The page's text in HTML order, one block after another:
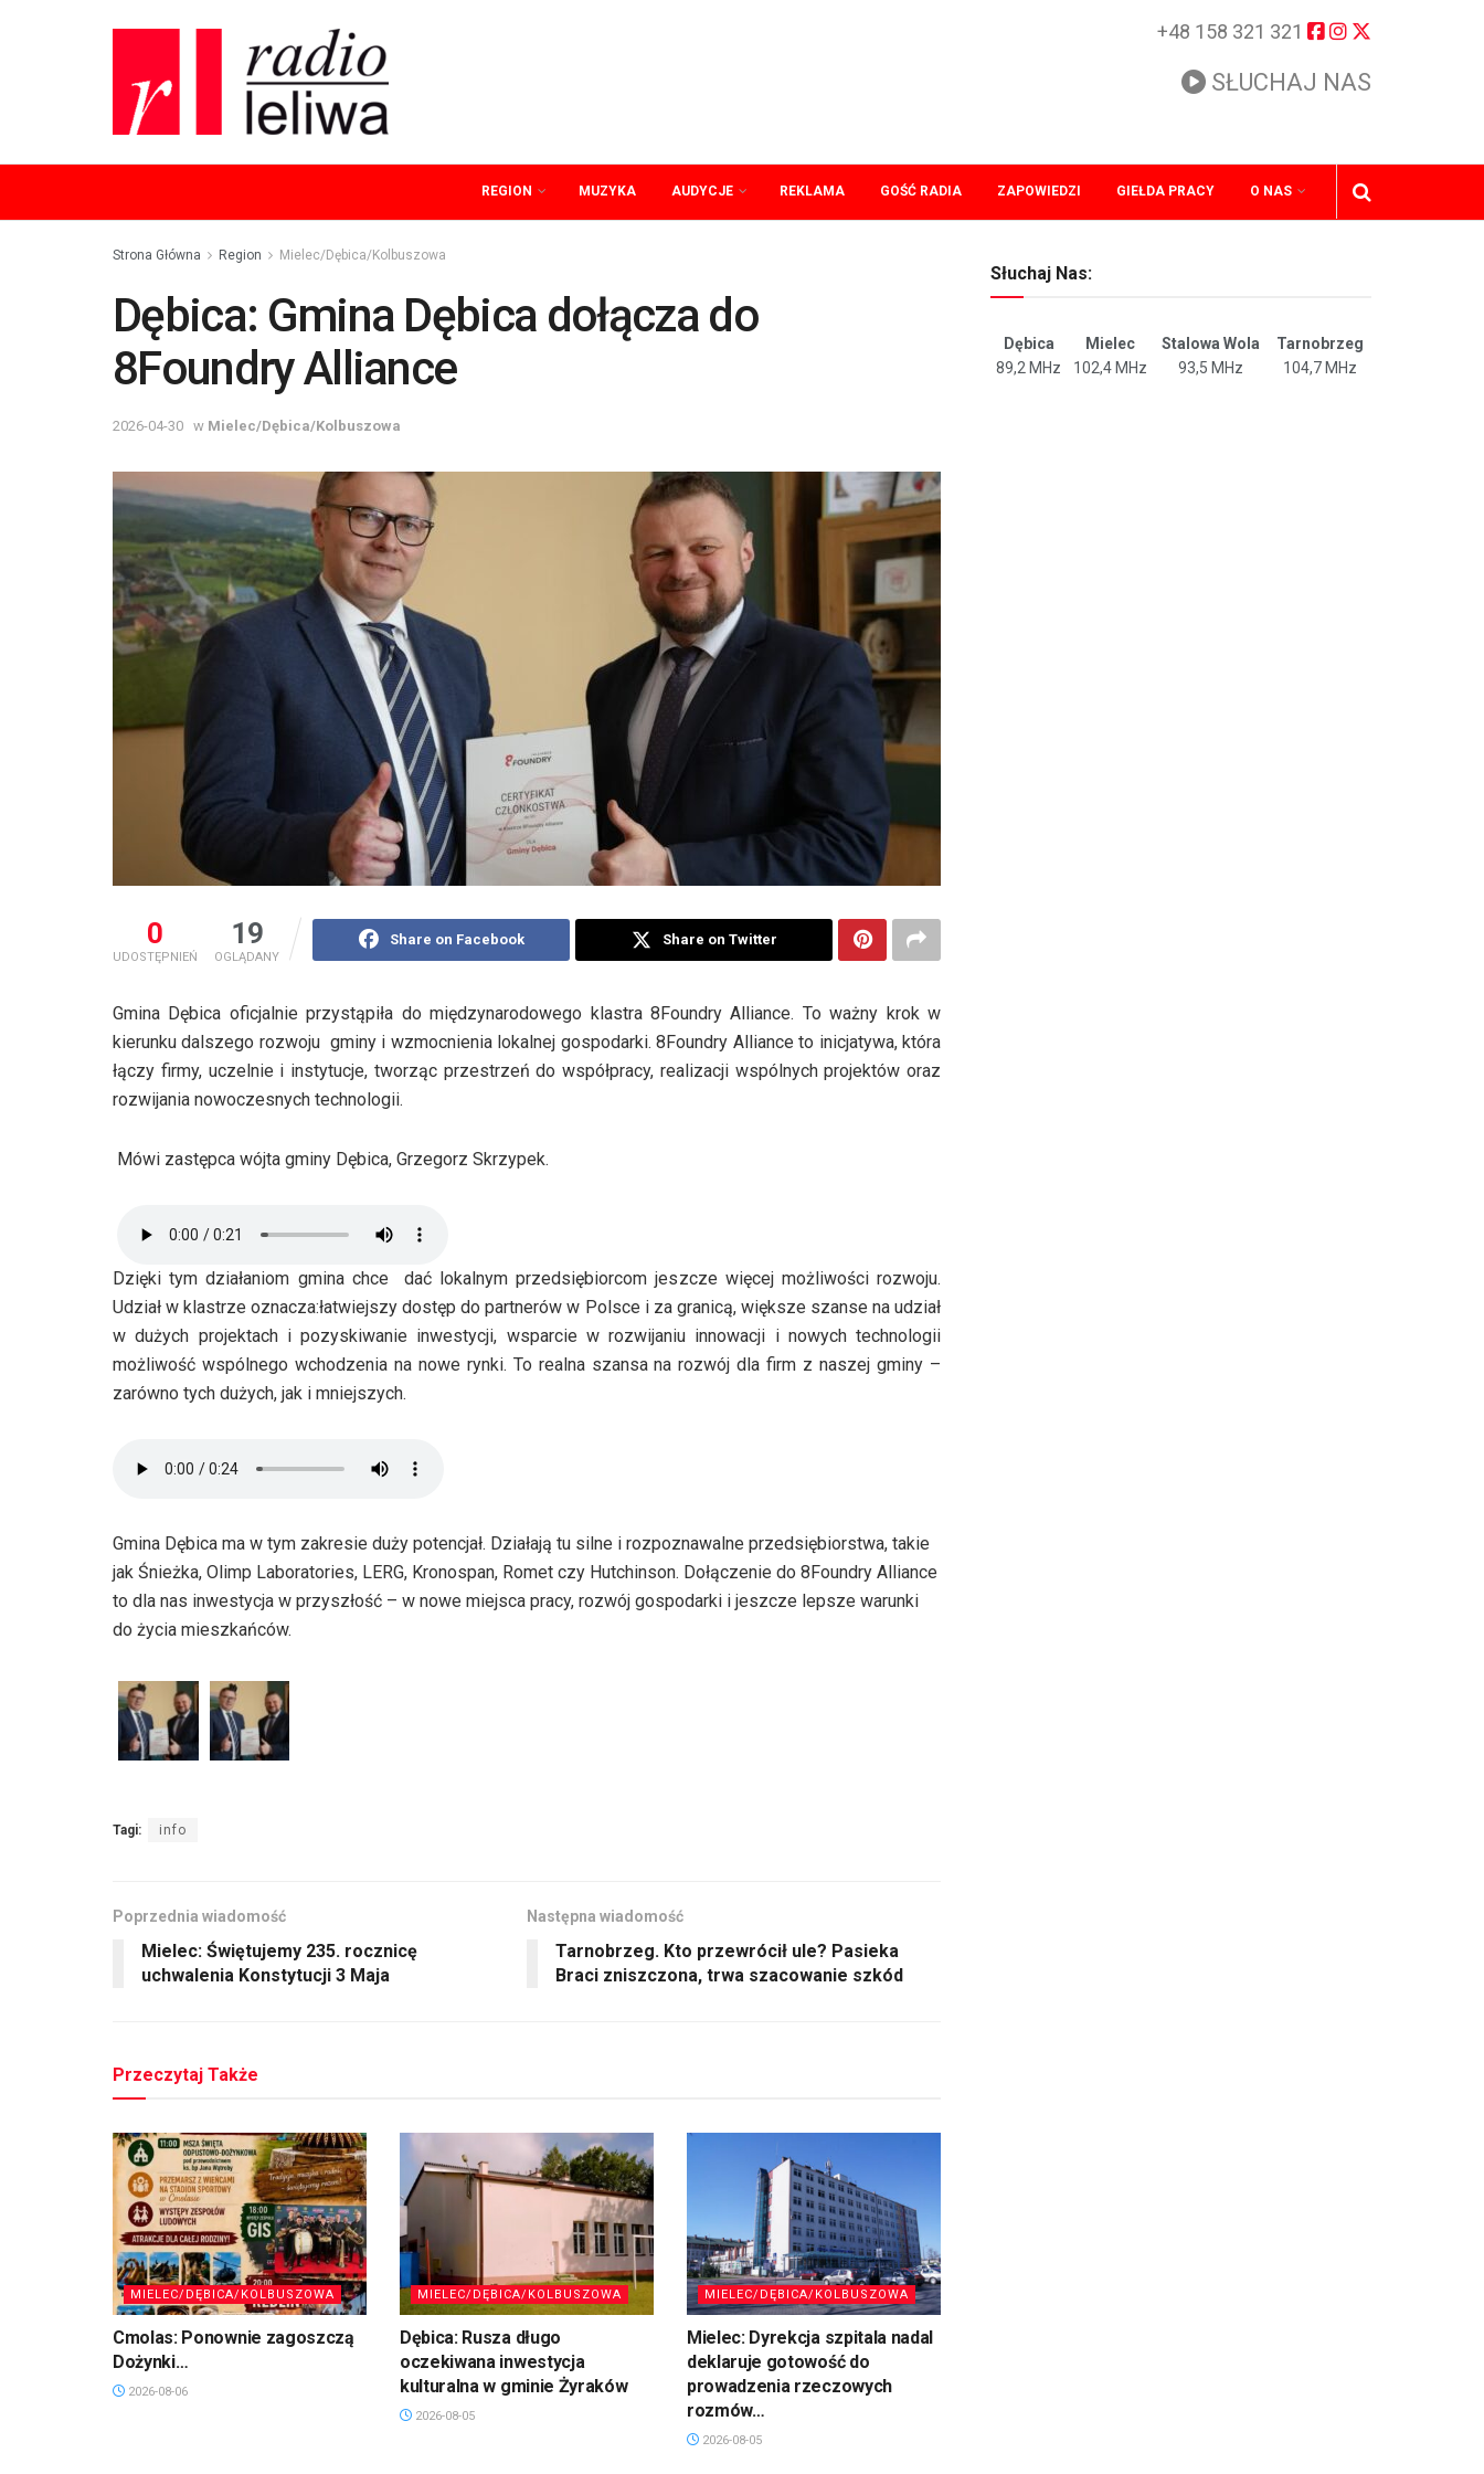
+48 158 321 321
SŁUCHAJ NAS
REGION MUZYKA AUDYCJE REKLAMA GOŚĆ RADIA ZAPOWIEDZI GIEŁDA PRACY O NAS
Strona Główna Region Mielec/Dębica/Kolbuszowa
Dębica: Gmina Dębica dołącza do
8Foundry Alliance
2026-04-30 w Mielec/Dębica/Kolbuszowa
0
UDOSTĘPNIEŃ
19
OGLĄDANY
Share on Facebook Share on Twitter
Gmina Dębica oficjalnie przystąpiła do międzynarodowego klastra 8Foundry Alliance. To ważny krok w
kierunku dalszego rozwoju gminy i wzmocnienia lokalnej gospodarki. 8Foundry Alliance to inicjatywa, która
łączy firmy, uczelnie i instytucje, tworząc przestrzeń do współpracy, realizacji wspólnych projektów oraz
rozwijania nowoczesnych technologii.
Mówi zastępca wójta gminy Dębica, Grzegorz Skrzypek.
Dzięki tym działaniom gmina chce dać lokalnym przedsiębiorcom jeszcze więcej możliwości rozwoju.
Udział w klastrze oznacza:łatwiejszy dostęp do partnerów w Polsce i za granicą, większe szanse na udział
w dużych projektach i pozyskiwanie inwestycji, wsparcie w rozwijaniu innowacji i nowych technologii
możliwość wspólnego wchodzenia na nowe rynki. To realna szansa na rozwój dla firm z naszej gminy –
zarówno tych dużych, jak i mniejszych.
Gmina Dębica ma w tym zakresie duży potencjał. Działają tu silne i rozpoznawalne przedsiębiorstwa, takie
jak Śnieżka, Olimp Laboratories, LERG, Kronospan, Romet czy Hutchinson. Dołączenie do 8Foundry Alliance
to dla nas inwestycja w przyszłość – w nowe miejsca pracy, rozwój gospodarki i jeszcze lepsze warunki
do życia mieszkańców.
Tagi: info
Poprzednia wiadomość
Mielec: Świętujemy 235. rocznicę
uchwalenia Konstytucji 3 Maja
Następna wiadomość
Tarnobrzeg. Kto przewrócił ule? Pasieka
Braci zniszczona, trwa szacowanie szkód
Przeczytaj Także
MIELEC/DĘBICA/KOLBUSZOWA
Cmolas: Ponownie zagoszczą
Dożynki…
2026-08-06
MIELEC/DĘBICA/KOLBUSZOWA
Dębica: Rusza długo
oczekiwana inwestycja
kulturalna w gminie Żyraków
2026-08-05
MIELEC/DĘBICA/KOLBUSZOWA
Mielec: Dyrekcja szpitala nadal
deklaruje gotowość do
prowadzenia rzeczowych
rozmów…
2026-08-05
Słuchaj Nas:
Dębica Mielec Stalowa Wola
Tarnobrzeg
89,2 MHz
102,4 MHz 93,5 MHz 104,7 MHz